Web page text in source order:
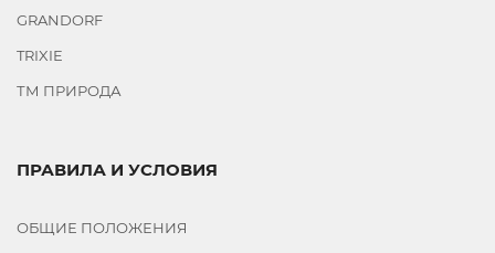
GRANDORF
TRIXIE
ТМ ПРИРОДА
ПРАВИЛА И УСЛОВИЯ
ОБЩИЕ ПОЛОЖЕНИЯ